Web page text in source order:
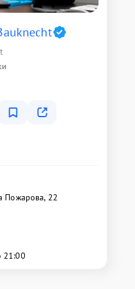
Пожарова, 22
21:00